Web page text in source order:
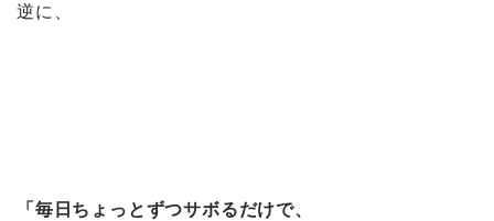
逆に、
「毎日ちょっとずつサボるだけで、